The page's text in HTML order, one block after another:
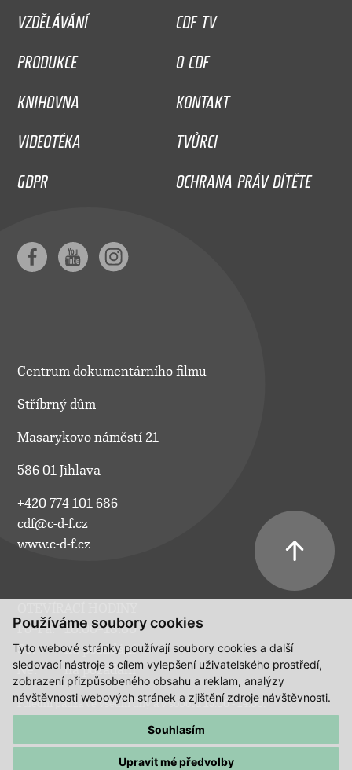
Používáme soubory cookies
Tyto webové stránky používají soubory cookies a další
sledovací nástroje s cílem vylepšení uživatelského prostředí,
zobrazení přizpůsobeného obsahu a reklam, analýzy
návštěvnosti webových stránek a zjištění zdroje návštěvnosti.
Souhlasím
Upravit mé předvolby
VZDĚLÁVÁNÍ
CDF TV
PRODUKCE
O CDF
KNIHOVNA
KONTAKT
VIDEOTÉKA
TVŮRCI
GDPR
OCHRANA PRÁV DÍTĚTE
Centrum dokumentárního filmu
Stříbrný dům
Masarykovo náměstí 21
586 01 Jihlava
+420 774 101 686
cdf@c-d-f.cz
www.c-d-f.cz
Po–Pá:
10.00–18.00
So:
na požádání
Ne:
na požádání
Polední pauza ve všední dny a v sobotu 13:00 - 14:00.